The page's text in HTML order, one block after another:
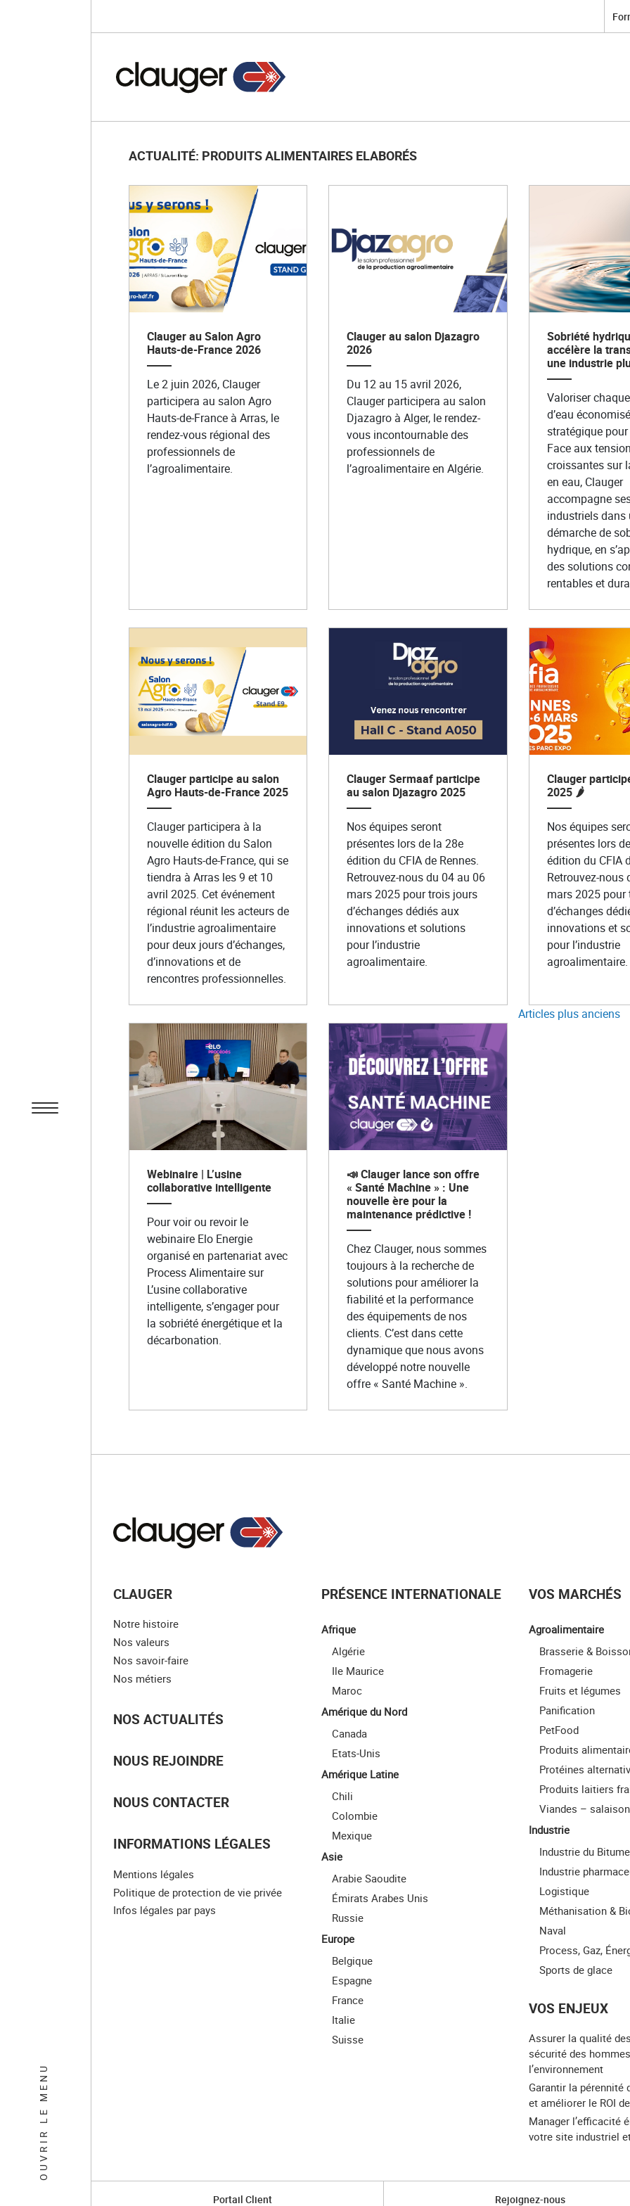
OUVRIR LE MENU
ACTUALITÉ: PRODUITS ALIMENTAIRES ELABORÉS
Clauger au Salon Agro
Hauts-de-France 2026
Le 2 juin 2026, Clauger
participera au salon Agro
Hauts-de-France à Arras, le
rendez-vous régional des
professionnels de
l’agroalimentaire.
Clauger au salon Djazagro
2026
Du 12 au 15 avril 2026,
Clauger participera au salon
Djazagro à Alger, le rendez-
vous incontournable des
professionnels de
l’agroalimentaire en Algérie.
Sobriété
accélère la
une industrie
Valoriser
d’eau
stratégique pour
Face aux
croissantes sur
en eau, Clauger
accompagne
industriels dans
démarche de
hydrique, en
des solutions
rentables et
Clauger participe au salon
Agro Hauts-de-France 2025
Clauger participera à la
nouvelle édition du Salon
Agro Hauts-de-France, qui se
tiendra à Arras les 9 et 10
avril 2025. Cet événement
régional réunit les acteurs de
l’industrie agroalimentaire
pour deux jours d’échanges,
d’innovations et de
rencontres professionnelles.
Clauger Sermaaf participe
au salon Djazagro 2025
Nos équipes seront
présentes lors de la 28e
édition du CFIA de Rennes.
Retrouvez-nous du 04 au 06
mars 2025 pour trois jours
d’échanges dédiés aux
innovations et solutions
pour l’industrie
agroalimentaire.
Clauger
2025 🌶️
Nos équipes
présentes lors
édition du CFIA
Retrouvez-nous
mars 2025 pour
d’échanges
innovations et
pour l’industrie
agroalimentaire.
Webinaire | L’usine
collaborative intelligente
Pour voir ou revoir le
webinaire Elo Energie
organisé en partenariat avec
Process Alimentaire sur
L’usine collaborative
intelligente, s’engager pour
la sobriété énergétique et la
décarbonation.
📣 Clauger lance son offre
« Santé Machine » : Une
nouvelle ère pour la
maintenance prédictive !
Chez Clauger, nous sommes
toujours à la recherche de
solutions pour améliorer la
fiabilité et la performance
des équipements de nos
clients. C’est dans cette
dynamique que nous avons
développé notre nouvelle
offre « Santé Machine ».
Articles plus anciens
CLAUGER
Notre histoire
Nos valeurs
Nos savoir-faire
Nos métiers
NOS ACTUALITÉS
NOUS REJOINDRE
NOUS CONTACTER
INFORMATIONS LÉGALES
Mentions légales
Politique de protection de vie privée
Infos légales par pays
PRÉSENCE INTERNATIONALE
Afrique
Algérie
Ile Maurice
Maroc
Amérique du Nord
Canada
Etats-Unis
Amérique Latine
Chili
Colombie
Mexique
Asie
Arabie Saoudite
Émirats Arabes Unis
Russie
Europe
Belgique
Espagne
France
Italie
Suisse
VOS MARCHÉS
Agroalimentaire
Brasserie &
Fromagerie
Fruits et légumes
Panification
PetFood
Produits
Protéines
Produits laitiers
Viandes –
Industrie
Industrie du Bitume
Industrie
Logistique
Méthanisation &
Naval
Process, Gaz,
Sports de glace
VOS ENJEUX
Assurer la qualité
sécurité des
l’environnement
Garantir la pérennité
et améliorer le ROI
Manager l’efficacité
votre site industriel
Portail Client Rejoignez-nous